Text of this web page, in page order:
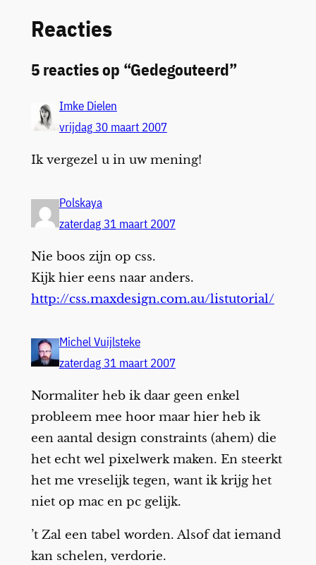
Reacties
5 reacties op “Gedegouteerd”
Imke Dielen
vrijdag 30 maart 2007
Ik vergezel u in uw mening!
Polskaya
zaterdag 31 maart 2007
Nie boos zijn op css.
Kijk hier eens naar anders.
http://css.maxdesign.com.au/listutorial/
Michel Vuijlsteke
zaterdag 31 maart 2007
Normaliter heb ik daar geen enkel
probleem mee hoor maar hier heb ik
een aantal design constraints (ahem) die
het echt wel pixelwerk maken. En steerkt
het me vreselijk tegen, want ik krijg het
niet op mac en pc gelijk.
’t Zal een tabel worden. Alsof dat iemand
kan schelen, verdorie.